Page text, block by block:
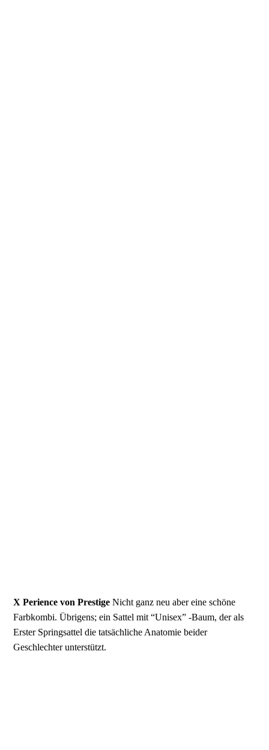
X Perience von Prestige Nicht ganz neu aber eine schöne
Farbkombi. Übrigens; ein Sattel mit “Unisex” -Baum, der als
Erster Springsattel die tatsächliche Anatomie beider
Geschlechter unterstützt.